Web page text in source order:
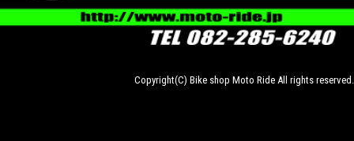
Copyright(C) Bike shop Moto Ride All rights reserved.